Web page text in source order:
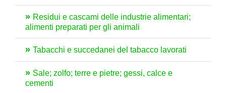
Residui e cascami delle industrie alimentari;
alimenti preparati per gli animali
Tabacchi e succedanei del tabacco lavorati
Sale; zolfo; terre e pietre; gessi, calce e
cementi